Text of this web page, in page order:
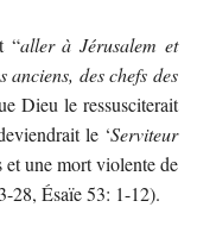
“aller à Jérusalem et
des chefs des
Dieu le ressusciterait
le ‘Serviteur
et une mort violente de
28, Ésaïe 53: 1-12).